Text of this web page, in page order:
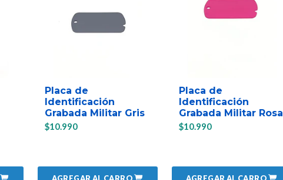
Placa de
Identificación
Grabada Militar Gris
$10.990
AGREGAR AL CARRO
Placa de
Identificación
Grabada Militar Rosa
$10.990
AGREGAR AL CARRO